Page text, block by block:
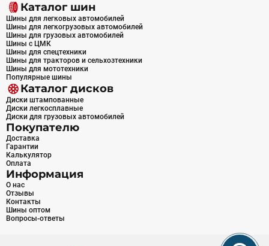
Каталог шин
Шины для легковых автомобилей
Шины для легкогрузовых автомобилей
Шины для грузовых автомобилей
Шины с ЦМК
Шины для спецтехники
Шины для тракторов и сельхозтехники
Шины для мототехники
Популярные шины
Каталог дисков
Диски штампованные
Диски легкосплавные
Диски для грузовых автомобилей
Покупателю
Доставка
Гарантии
Калькулятор
Оплата
Информация
О нас
Отзывы
Контакты
Шины оптом
Вопросы-ответы